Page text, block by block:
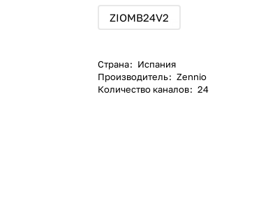
ZIOMB24V2
Страна: Испания
Производитель: Zennio
Количество каналов: 24